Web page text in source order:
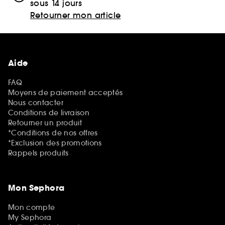
sous 14 jours
Retourner mon article
Aide
FAQ
Moyens de paiement acceptés
Nous contacter
Conditions de livraison
Retourner un produit
*Conditions de nos offres
*Exclusion des promotions
Rappels produits
Mon Sephora
Mon compte
My Sephora